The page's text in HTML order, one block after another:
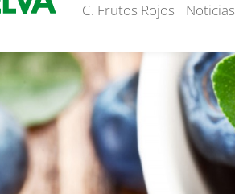
C. Frutos Rojos Noticias